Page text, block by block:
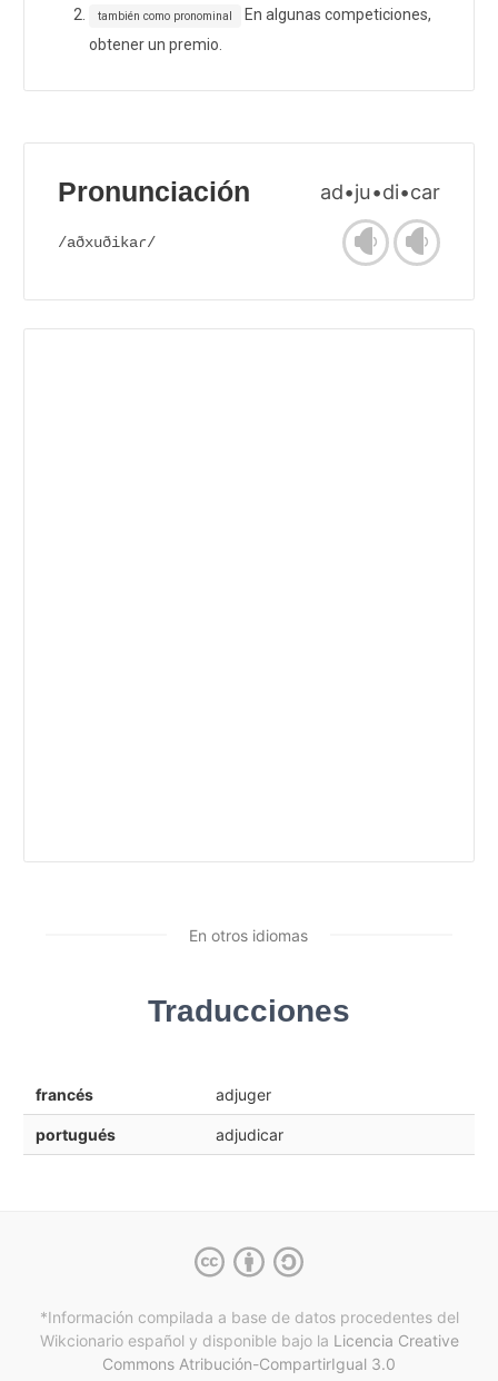
también como pronominal
En algunas competiciones,
obtener un premio.
Pronunciación ad•ju•di•car
/aðxuðikaɾ/
En otros idiomas
Traducciones
francés adjuger
portugués adjudicar
*Información compilada a base de datos procedentes del
Wikcionario español y disponible bajo la Licencia Creative
Commons Atribución-CompartirIgual 3.0